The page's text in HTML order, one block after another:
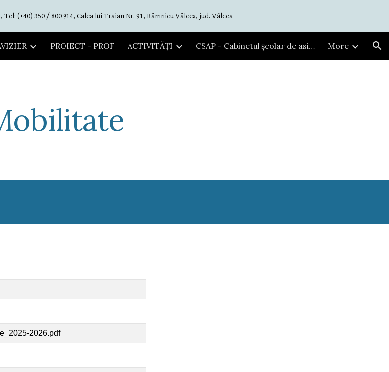
Skip to navigation
(+40) 350 / 800 914, Calea lui Traian Nr. 91, Râmnicu Vâlcea, jud. Vâlcea
PROIECT - PROF ACTIVITĂȚI CSAP - Cabinetul școlar de asistență psihopedagogică More
2026.pdf